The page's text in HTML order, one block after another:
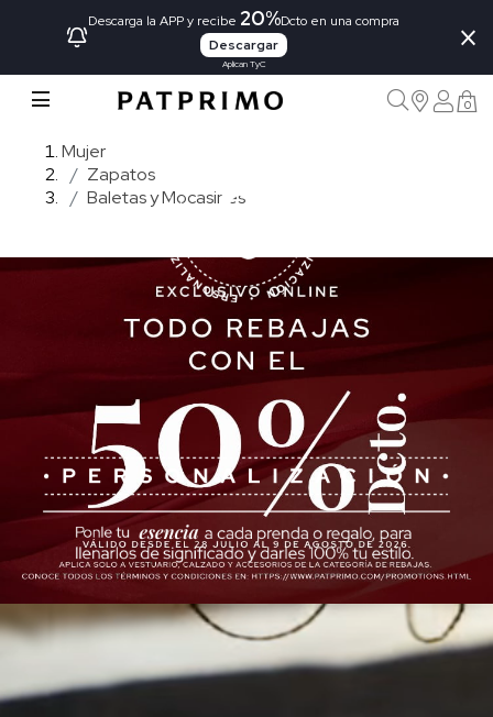
Descarga la APP y recibe 20%Dcto en una compra
Descargar
Aplican TyC
×
0
Mujer
Zapatos
Baletas y Mocasines